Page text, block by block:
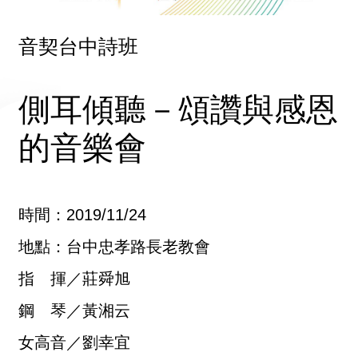
音契台中詩班
側耳傾聽－頌讚與感恩
的音樂會
時間：2019/11/24
地點：台中忠孝路長老教會
指 揮／莊舜旭
鋼 琴／黃湘云
女高音／劉幸宜